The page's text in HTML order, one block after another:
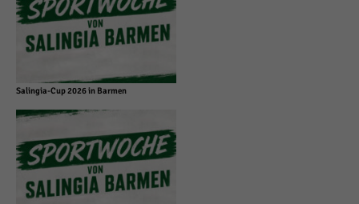
Salingia-Cup 2026 in Barmen